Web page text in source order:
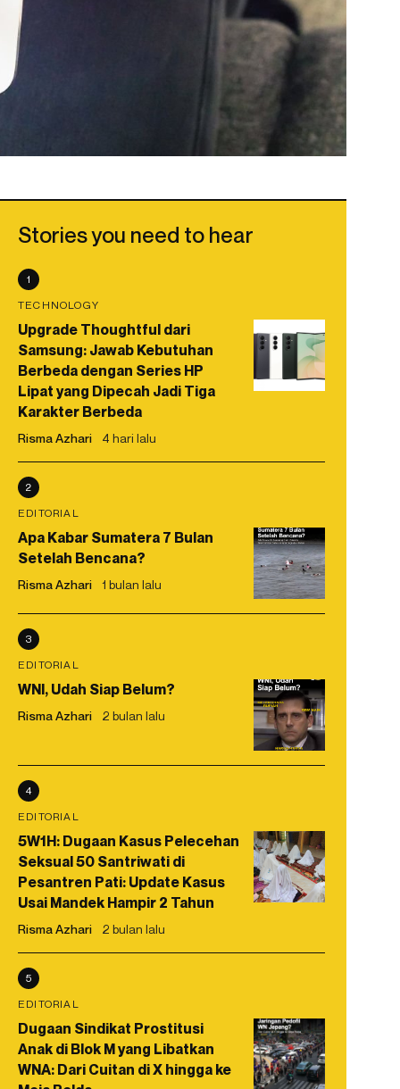
Stories you need to hear
1
TECHNOLOGY
Upgrade Thoughtful dari
Samsung: Jawab Kebutuhan
Berbeda dengan Series HP
Lipat yang Dipecah Jadi Tiga
Karakter Berbeda
Risma Azhari 4 hari lalu
2
EDITORIAL
Apa Kabar Sumatera 7 Bulan
Setelah Bencana?
Risma Azhari 1 bulan lalu
3
EDITORIAL
WNI, Udah Siap Belum?
Risma Azhari 2 bulan lalu
4
EDITORIAL
5W1H: Dugaan Kasus Pelecehan
Seksual 50 Santriwati di
Pesantren Pati: Update Kasus
Usai Mandek Hampir 2 Tahun
Risma Azhari 2 bulan lalu
5
EDITORIAL
Dugaan Sindikat Prostitusi
Anak di Blok M yang Libatkan
WNA: Dari Cuitan di X hingga ke